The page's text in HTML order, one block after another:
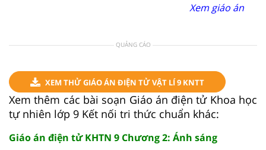
Xem giáo án
QUẢNG CÁO
XEM THỬ GIÁO ÁN ĐIỆN TỬ VẬT LÍ 9 KNTT
Xem thêm các bài soạn Giáo án điện tử Khoa học
tự nhiên lớp 9 Kết nối tri thức chuẩn khác:
Giáo án điện tử KHTN 9 Chương 2: Ánh sáng